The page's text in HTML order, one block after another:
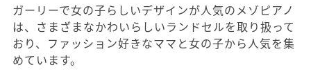
ガーリーで女の子らしいデザインが人気のメゾピアノ
は、さまざまなかわいらしいランドセルを取り扱って
おり、ファッション好きなママと女の子から人気を集
めています。